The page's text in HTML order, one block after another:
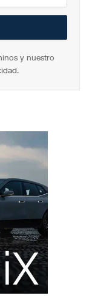
y nuestro
.